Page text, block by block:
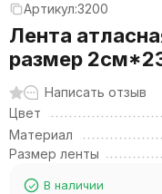
Артикул:3200
Лента
размер
Написать отзыв
Цвет
Материал
Размер ленты
В наличии